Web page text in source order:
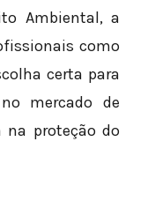
Ambiental, a
como
certa para
mercado de
na proteção do